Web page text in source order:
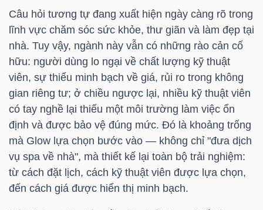
Câu hỏi tương tự đang xuất hiện ngày càng rõ trong
lĩnh vực chăm sóc sức khỏe, thư giãn và làm đẹp tại
nhà. Tuy vậy, ngành này vẫn có những rào cản cố
hữu: người dùng lo ngại về chất lượng kỹ thuật
viên, sự thiếu minh bạch về giá, rủi ro trong không
gian riêng tư; ở chiều ngược lại, nhiều kỹ thuật viên
có tay nghề lại thiếu một môi trường làm việc ổn
định và được bảo vệ đúng mức. Đó là khoảng trống
mà Glow lựa chọn bước vào — không chỉ "đưa dịch
vụ spa về nhà", mà thiết kế lại toàn bộ trải nghiệm:
từ cách đặt lịch, cách kỹ thuật viên được lựa chọn,
đến cách giá được hiển thị minh bạch.
VIETSTOCKFINANCE
VĨ
MÔ
NGÀNH